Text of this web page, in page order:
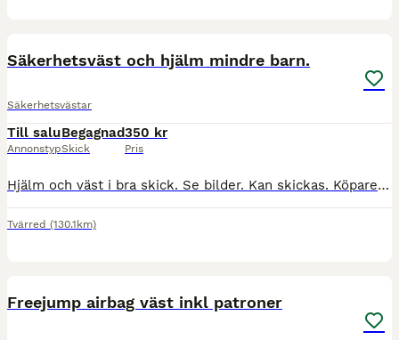
Säkerhetsväst och hjälm mindre barn.
Säkerhetsvästar
Till salu
Annonstyp
Begagnad
Skick
350 kr
Pris
Hjälm och väst i bra skick. Se bilder. Kan skickas. Köpare står för frakt. Se storlek på bilderna.
Tvärred (130.1km)
Freejump airbag väst inkl patroner